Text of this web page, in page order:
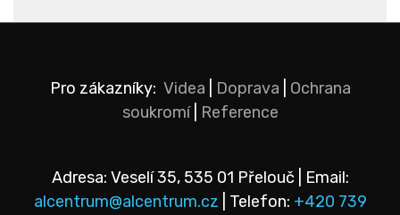
Pro zákazníky: Videa Doprava
Ochrana
soukromí| Reference
Adresa: Veselí 35, 535 01 Přelouč | Email:
alcentrum@alcentrum.cz
| Telefon: +420 739